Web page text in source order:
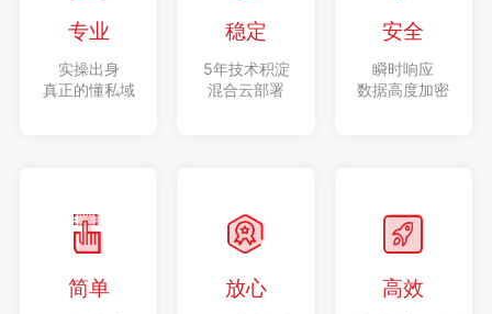
专业
实操出身
真正的懂私域
稳定
5年技术积淀
混合云部署
安全
瞬时响应
数据高度加密
简单 放心 高效